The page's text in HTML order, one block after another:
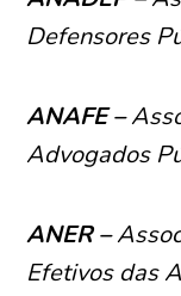
Defensores
ANAFE –
Advogados
ANER –
Efetivos das